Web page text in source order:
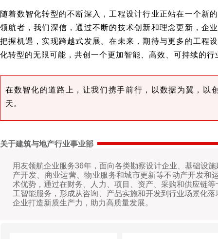
随着数智化转型的不断深入，工程设计行业正站在一个新
领航者，我们深信，通过不断的技术创新和理念更新，企
把握机遇，实现跨越式发展。在未来，期待与更多的工程
化转型的无限可能，共创一个更加智能、高效、可持续的行
在数智化的道路上，让我们携手前行，以数据为翼，以
天。
关于建筑与地产行业事业部
用友领航企业服务36年，面向各类勘察设计企业、基础设
产开发、商业运营、物业服务和城市更新等不动产开发和
术优势，通过在财务、人力、项目、资产、采购和供应链
工智能服务，形成从咨询、产品实施和开发到行业场景化
企业打造新质生产力，助力高质量发展。